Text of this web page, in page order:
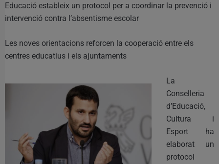
Educació estableix un protocol per a coordinar la prevenció i
intervenció contra l’absentisme escolar
Les noves orientacions reforcen la cooperació entre els
centres educatius i els ajuntaments
La
Conselleria
d’Educació,
Cultura i
Esport ha
elaborat un
protocol